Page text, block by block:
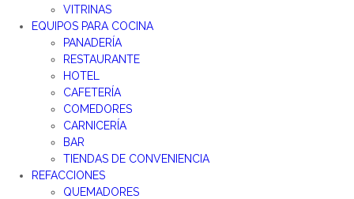
VITRINAS
EQUIPOS PARA COCINA
PANADERÍA
RESTAURANTE
HOTEL
CAFETERÍA
COMEDORES
CARNICERÍA
BAR
TIENDAS DE CONVENIENCIA
REFACCIONES
QUEMADORES